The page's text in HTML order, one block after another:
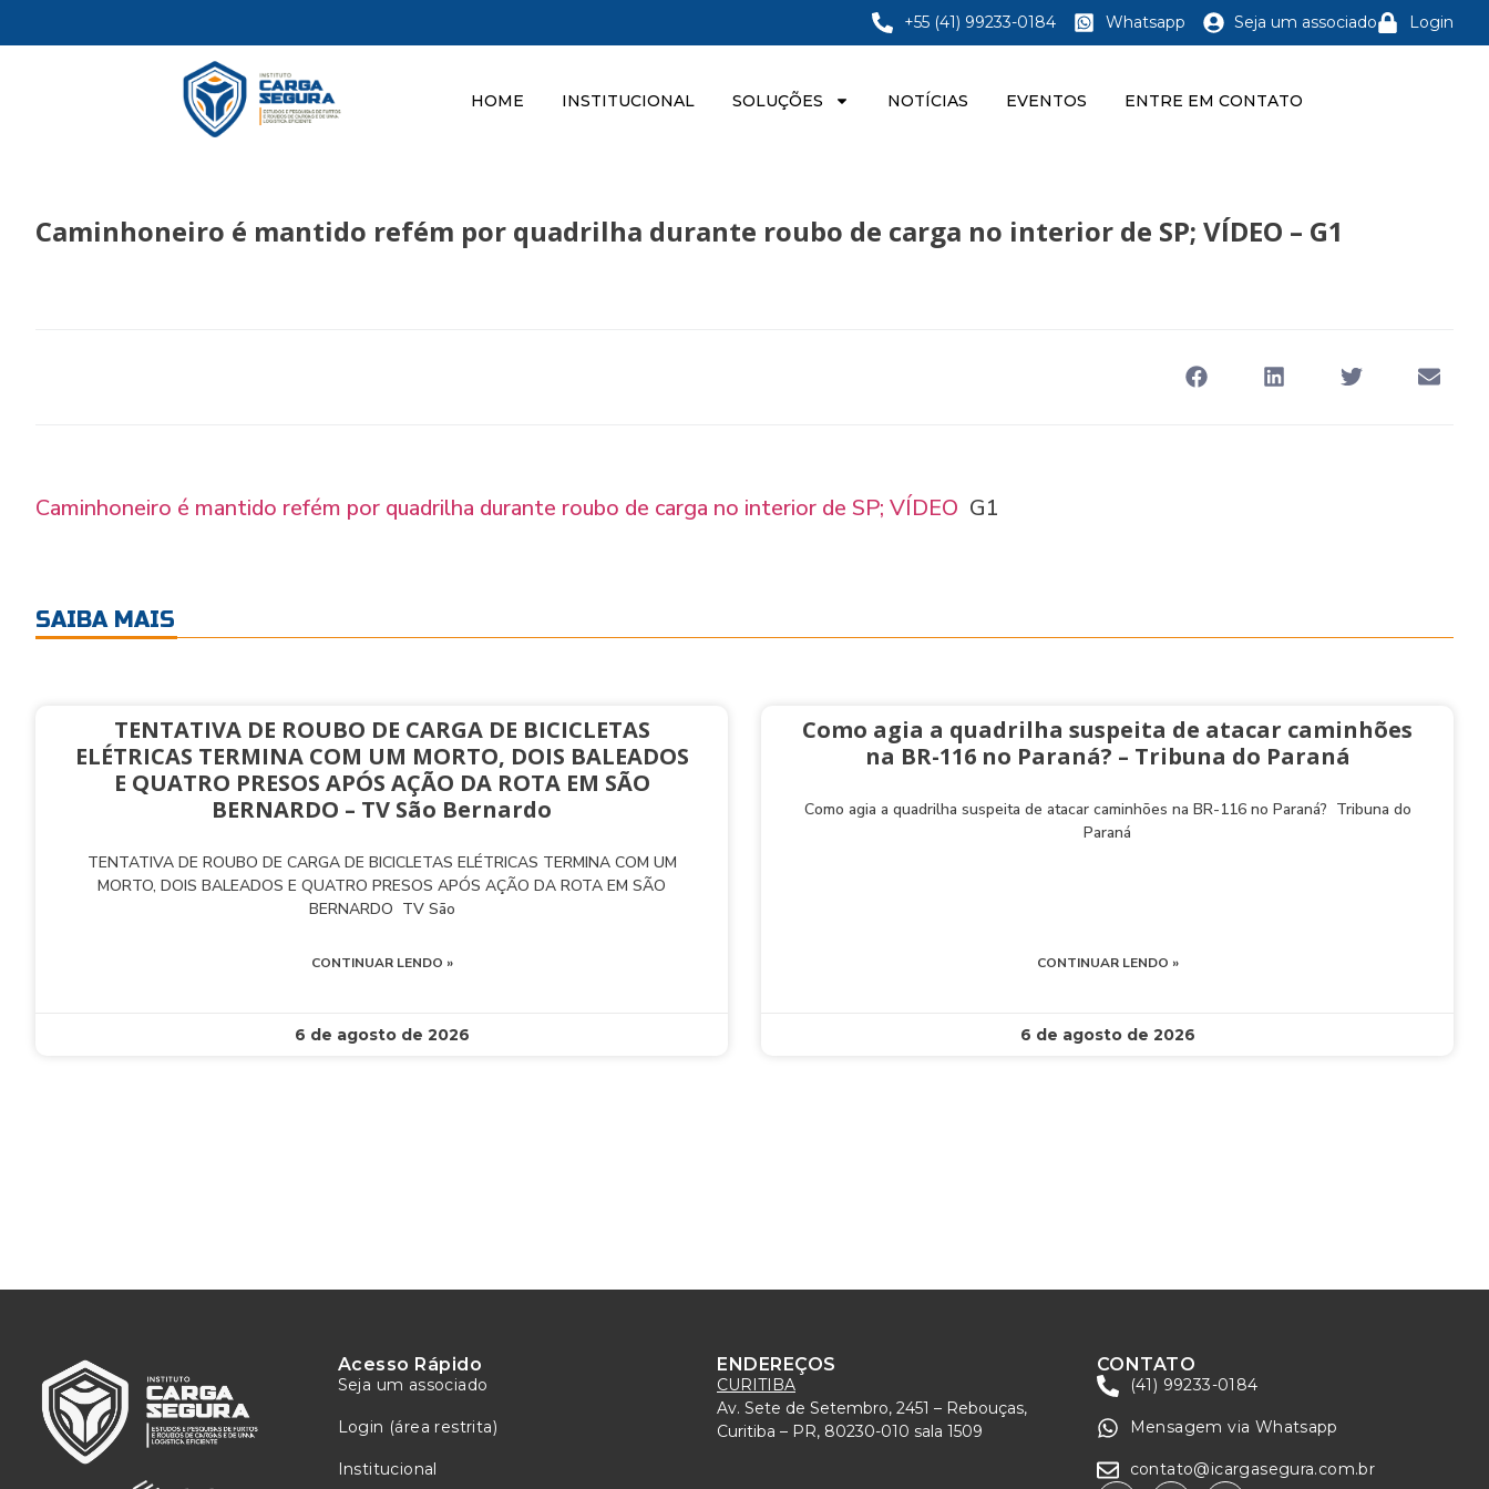
+55 (41) 99233-0184 Whatsapp Seja um associado Login
HOME INSTITUCIONAL SOLUÇÕES NOTÍCIAS EVENTOS ENTRE EM CONTATO
Caminhoneiro é mantido refém por quadrilha durante roubo de carga no interior de SP; VÍDEO – G1
Caminhoneiro é mantido refém por quadrilha durante roubo de carga no interior de SP; VÍDEO G1
SAIBA MAIS
TENTATIVA DE ROUBO DE CARGA DE BICICLETAS
ELÉTRICAS TERMINA COM UM MORTO, DOIS BALEADOS
E QUATRO PRESOS APÓS AÇÃO DA ROTA EM SÃO
BERNARDO – TV São Bernardo
TENTATIVA DE ROUBO DE CARGA DE BICICLETAS ELÉTRICAS TERMINA COM UM
MORTO, DOIS BALEADOS E QUATRO PRESOS APÓS AÇÃO DA ROTA EM SÃO
BERNARDO TV São
CONTINUAR LENDO »
6 de agosto de 2026
Como agia a quadrilha suspeita de atacar caminhões
na BR-116 no Paraná? – Tribuna do Paraná
Como agia a quadrilha suspeita de atacar caminhões na BR-116 no Paraná? Tribuna do
Paraná
CONTINUAR LENDO »
6 de agosto de 2026
Acesso Rápido
Seja um associado
Login (área restrita)
Institucional
ENDEREÇOS
CURITIBA
Av. Sete de Setembro, 2451 – Rebouças,
Curitiba – PR, 80230-010 sala 1509
CONTATO
(41) 99233-0184
Mensagem via Whatsapp
contato@icargasegura.com.br